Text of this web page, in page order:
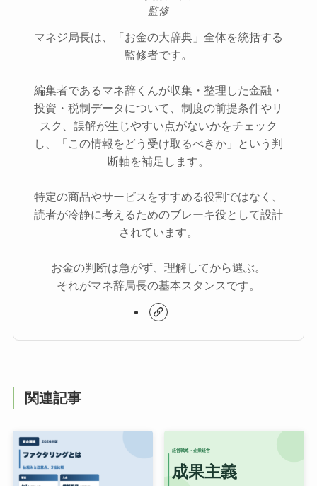
監修
マネジ局長は、「お金の大辞典」全体を統括する
監修者です。
編集者であるマネ辞くんが収集・整理した金融・
投資・税制データについて、制度の前提条件やリ
スク、誤解が生じやすい点がないかをチェック
し、「この情報をどう受け取るべきか」という判
断軸を補足します。
特定の商品やサービスをすすめる役割ではなく、
読者が冷静に考えるためのブレーキ役として設計
されています。
お金の判断は急がず、理解してから選ぶ。
それがマネ辞局長の基本スタンスです。
関連記事